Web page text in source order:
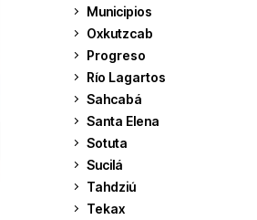
Municipios
Oxkutzcab
Progreso
Río Lagartos
Sahcabá
Santa Elena
Sotuta
Sucilá
Tahdziú
Tekax